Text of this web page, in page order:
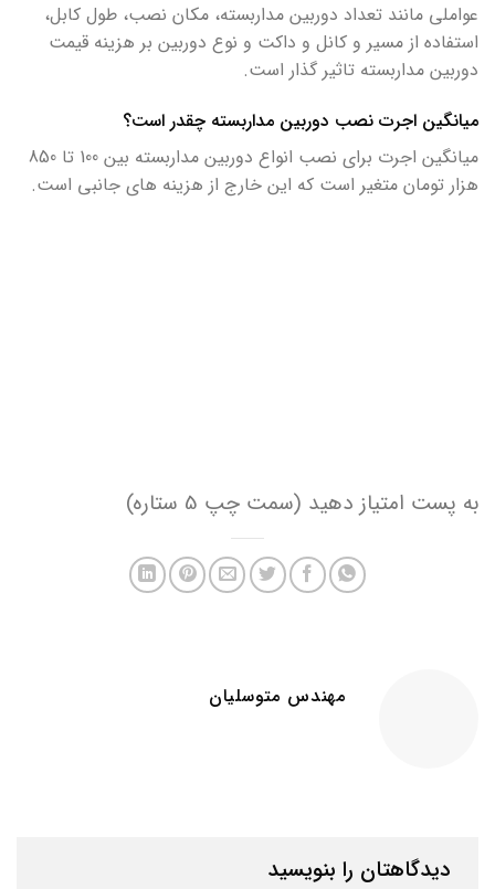
عواملی مانند تعداد دوربین مداربسته، مکان نصب، طول کابل،
استفاده از مسیر و کانل و داکت و نوع دوربین بر هزینه قیمت
دوربین مداربسته تاثیر گذار است.
میانگین اجرت نصب دوربین مداربسته چقدر است؟
میانگین اجرت برای نصب انواع دوربین مداربسته بین 100 تا 850
هزار تومان متغیر است که این خارج از هزینه های جانبی است.
به پست امتیاز دهید (سمت چپ 5 ستاره)
مهندس متوسلیان
دیدگاهتان را بنویسید